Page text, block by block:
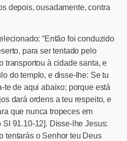
depois, ousadamente, contra
“Então foi conduzido
para ser tentado pelo
à cidade santa, e
do templo, e disse-lhe: Se tu
te de aqui abaixo; porque está
dará ordens a teu respeito, e
que nunca tropeces em
91.10-12]. Disse-lhe Jesus:
tentarás o Senhor teu Deus